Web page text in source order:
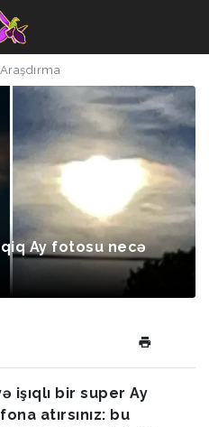
Araşdırma
Ay fotosu necə
işıqlı bir super Ay
atırsınız: bu